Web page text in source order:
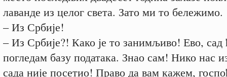
лаванде из целог света. Зато ми то бележимо.
– Из Србије!
– Из Србије?! Како је то занимљиво! Ево, сад
погледам базу података. Знао сам! Нико нас
сада није посетио! Право да вам кажем,